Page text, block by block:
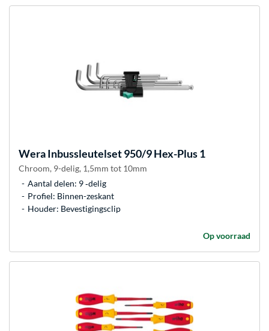
WeraInbussleutelset 950/9 Hex-Plus 1
Chroom, 9-delig, 1,5mm tot 10mm
Aantal delen: 9 ‐delig
Profiel: Binnen-zeskant
Houder: Bevestigingsclip
Op voorraad